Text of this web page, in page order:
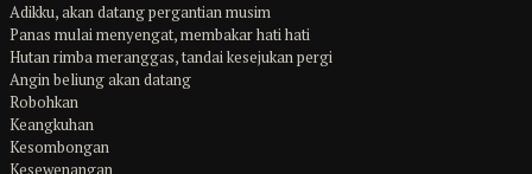
Adikku, akan datang pergantian musim
Panas mulai menyengat, membakar hati hati
Hutan rimba meranggas, tandai kesejukan pergi
Angin beliung akan datang
Robohkan
Keangkuhan
Kesombongan
Kesewenangan